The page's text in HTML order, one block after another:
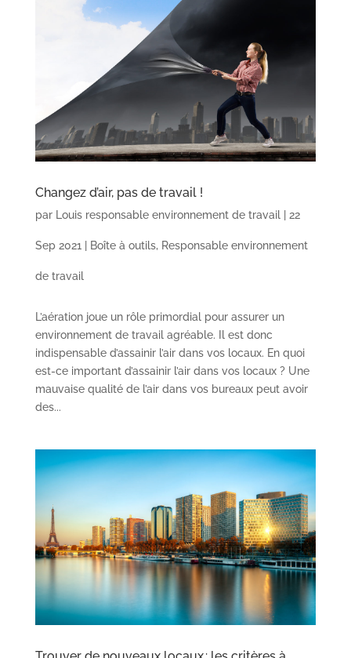
Changez d’air, pas de travail !
par Louis responsable environnement de travail| 22
Sep 2021| Boîte à outils, Responsable environnement
de travail
L’aération joue un rôle primordial pour assurer un
environnement de travail agréable. Il est donc
indispensable d’assainir l’air dans vos locaux. En quoi
est-ce important d’assainir l’air dans vos locaux ? Une
mauvaise qualité de l’air dans vos bureaux peut avoir
des...